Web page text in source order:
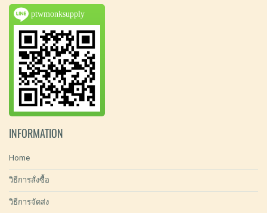
ptwmonksupply
INFORMATION
Home
วิธีการสั่งซื้อ
วิธีการจัดส่ง